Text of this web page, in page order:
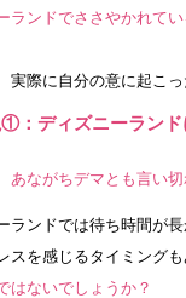
ランドでささやかれて
実際に自分の意に起こ
：ディズニーラン
あながちデマとも言い切
ランドでは待ち時間が
スを感じるタイミングも
はないでしょうか？